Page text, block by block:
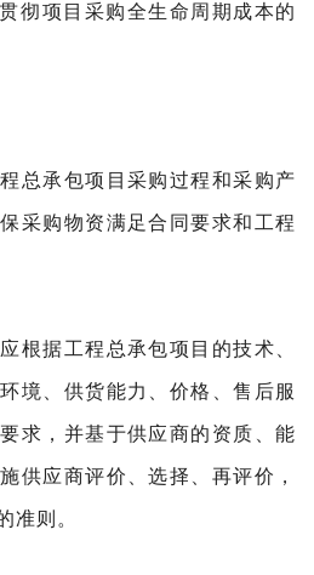
彻项目采购全生命周期成本的
总承包项目采购过程和采购产
采购物资满足合同要求和工程
根据工程总承包项目的技术、
境、供货能力、价格、售后服
求，并基于供应商的资质、能
供应商评价、选择、再评价，
准则。